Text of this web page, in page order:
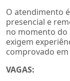
O atendimento
presencial e
no momento do
exigem
comprovado
VAGAS: